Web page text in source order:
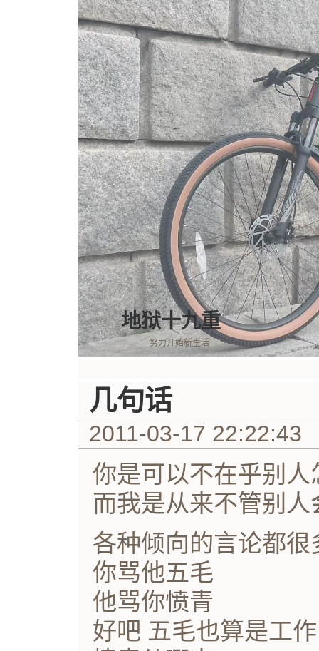
地狱十九重
努力开始新生活
几句话
2011-03-17 22:22:43
你是可以不在乎别人
而我是从来不管别人
各种倾向的言论都很
你骂他五毛
他骂你愤青
好吧 五毛也算是工作